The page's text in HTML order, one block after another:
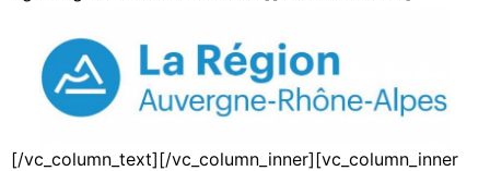
[/vc_column_text][/vc_column_inner][vc_column_inner